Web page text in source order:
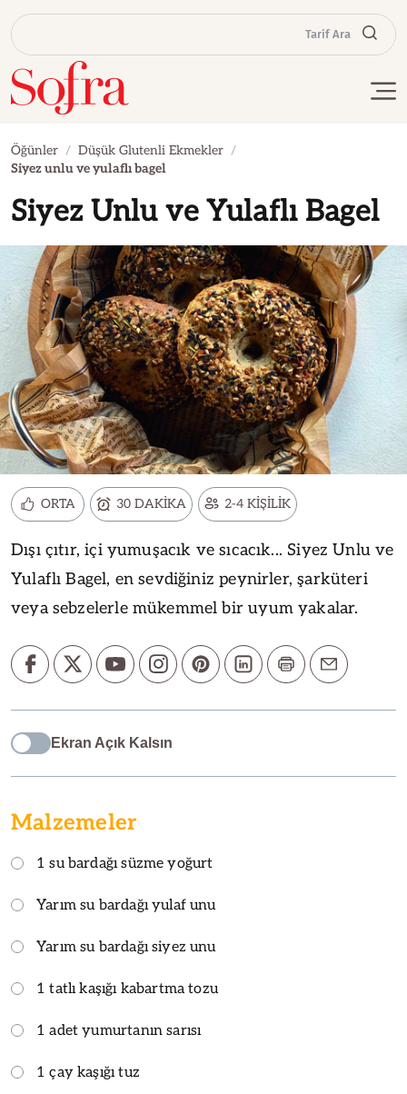
Tarif Ara
Öğünler
Düşük Glutenli Ekmekler
Siyez unlu ve yulaflı bagel
Siyez Unlu ve Yulaflı Bagel
ORTA 30 DAKİKA 2-4 KİŞİLİK
Dışı çıtır, içi yumuşacık ve sıcacık... Siyez Unlu ve
Yulaflı Bagel, en sevdiğiniz peynirler, şarküteri
veya sebzelerle mükemmel bir uyum yakalar.
Ekran Açık Kalsın
Malzemeler
1 su bardağı süzme yoğurt
Yarım su bardağı yulaf unu
Yarım su bardağı siyez unu
1 tatlı kaşığı kabartma tozu
1 adet yumurtanın sarısı
1 çay kaşığı tuz